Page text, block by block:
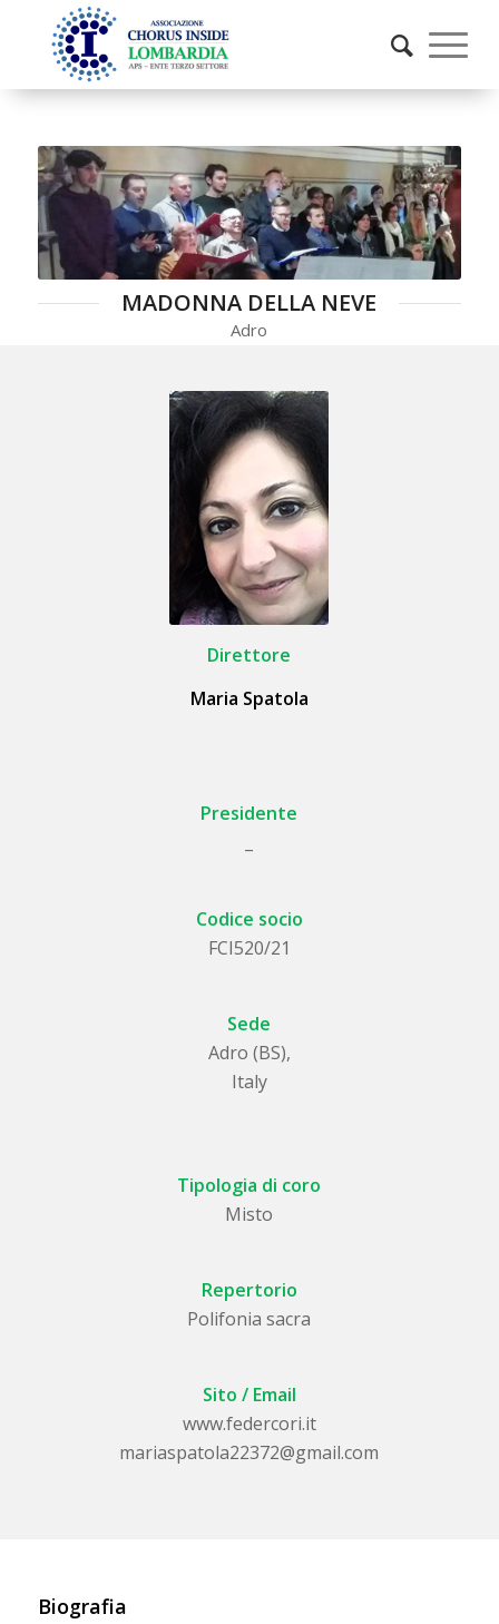
MADONNA DELLA NEVE
Adro
Direttore
Maria Spatola
Presidente
Codice socio
FCI520/21
Sede
Adro (BS),
Italy
Tipologia di coro
Misto
Repertorio
Polifonia sacra
Sito / Email
www.federcori.it
mariaspatola22372@gmail.com
Biografia